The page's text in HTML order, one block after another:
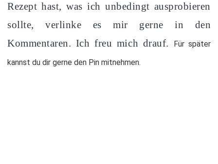
Rezept hast, was ich unbedingt ausprobieren
sollte, verlinke es mir gerne in den
Kommentaren. Ich freu mich drauf.
Für später
kannst du dir gerne den Pin mitnehmen.